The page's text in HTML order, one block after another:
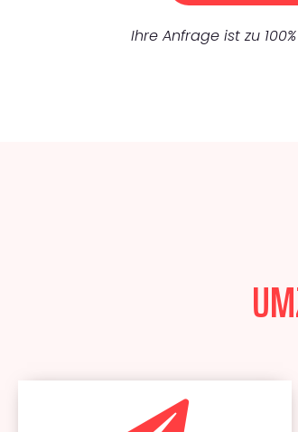
Ihre Anfrage ist zu